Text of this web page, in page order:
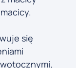
się